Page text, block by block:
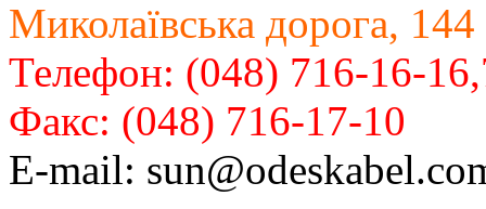
Миколаївська дорога, 144
Телефон: (048) 716-16-
Факс: (048) 716-17-10
E-mail: